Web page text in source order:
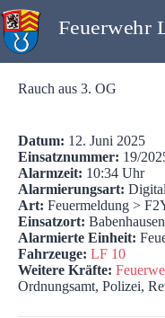
Zum
Inhalt
springen
Rauch aus 3. OG
Datum: 12. Juni 2025
Einsatznummer: 19/
Alarmzeit: 10:34 Uhr
Alarmierungsart:
Art: Feuermeldung >
Einsatzort:
Alarmierte Einheit:
Fahrzeuge: LF 10
Weitere Kräfte:
Ordnungsamt, Polizei,